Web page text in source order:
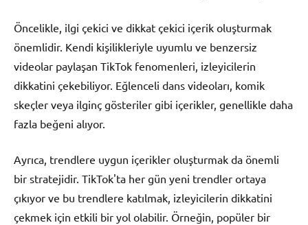
Öncelikle, ilgi çekici ve dikkat çekici içerik oluşturmak
önemlidir. Kendi kişilikleriyle uyumlu ve benzersiz
videolar paylaşan TikTok fenomenleri, izleyicilerin
dikkatini çekebiliyor. Eğlenceli dans videoları, komik
skeçler veya ilginç gösteriler gibi içerikler, genellikle daha
fazla beğeni alıyor.
Ayrıca, trendlere uygun içerikler oluşturmak da önemli
bir stratejidir. TikTok'ta her gün yeni trendler ortaya
çıkıyor ve bu trendlere katılmak, izleyicilerin dikkatini
çekmek için etkili bir yol olabilir. Örneğin, popüler bir